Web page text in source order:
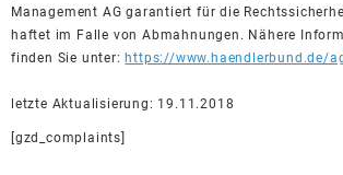
Management AG garantiert für die
haftet im Falle von Abmahnungen. Nähere
finden Sie unter:https://www.haendlerbund.de/
letzte Aktualisierung: 19.11.2018
[gzd_complaints]